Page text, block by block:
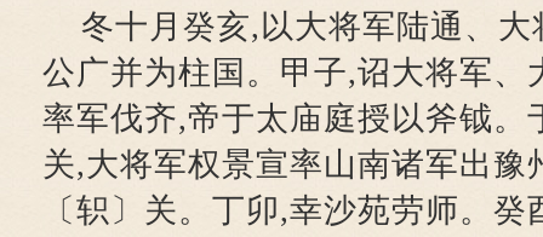
冬十月癸亥,以大将军陆通、
公广并为柱国。甲子,诏大将军、
率军伐齐,帝于太庙庭授以斧钺。
关,大将军权景宣率山南诸军出豫
〔轵〕关。丁卯,幸沙苑劳师。癸